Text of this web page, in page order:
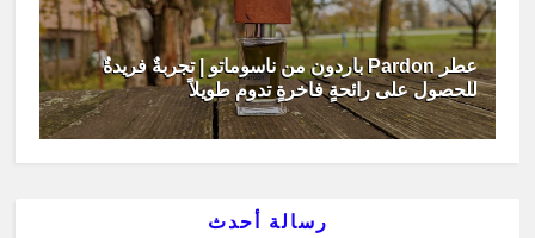
عطر Pardon باردون من ناسوماتو | تجربةٌ فريدةٌ
للحصول على رائحةٍ فاخرةٍ تدوم طويلاً
رسالة أحدث